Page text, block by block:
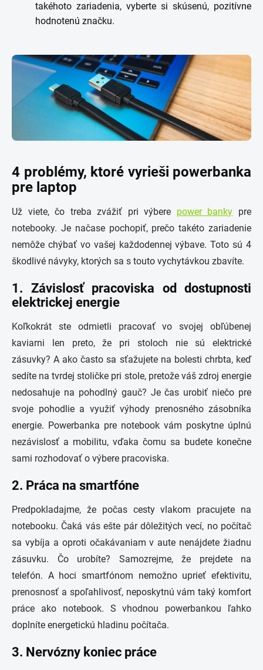
takéhoto zariadenia, vyberte si skúsenú, pozitívne
hodnotenú značku.
4 problémy, ktoré vyrieši powerbanka
pre laptop
Už viete, čo treba zvážiť pri výbere power banky pre
notebooky. Je načase pochopiť, prečo takéto zariadenie
nemôže chýbať vo vašej každodennej výbave. Toto sú 4
škodlivé návyky, ktorých sa s touto vychytávkou zbavíte.
1. Závislosť pracoviska od dostupnosti
elektrickej energie
Koľkokrát ste odmietli pracovať vo svojej obľúbenej
kaviarni len preto, že pri stoloch nie sú elektrické
zásuvky? A ako často sa sťažujete na bolesti chrbta, keď
sedíte na tvrdej stoličke pri stole, pretože váš zdroj energie
nedosahuje na pohodlný gauč? Je čas urobiť niečo pre
svoje pohodlie a využiť výhody prenosného zásobníka
energie. Powerbanka pre notebook vám poskytne úplnú
nezávislosť a mobilitu, vďaka čomu sa budete konečne
sami rozhodovať o výbere pracoviska.
2. Práca na smartfóne
Predpokladajme, že počas cesty vlakom pracujete na
notebooku. Čaká vás ešte pár dôležitých vecí, no počítač
sa vybíja a oproti očakávaniam v aute nenájdete žiadnu
zásuvku. Čo urobíte? Samozrejme, že prejdete na
telefón. A hoci smartfónom nemožno uprieť efektivitu,
prenosnosť a spoľahlivosť, neposkytnú vám taký komfort
práce ako notebook. S vhodnou powerbankou ľahko
doplníte energetickú hladinu počítača.
3. Nervózny koniec práce